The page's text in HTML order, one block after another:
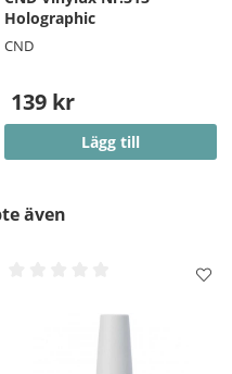
Holographic
CND
139 kr
Lägg till
även